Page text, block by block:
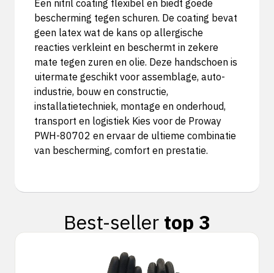
Een nitril coating flexibel en biedt goede
bescherming tegen schuren. De coating bevat
geen latex wat de kans op allergische
reacties verkleint en beschermt in zekere
mate tegen zuren en olie. Deze handschoen is
uitermate geschikt voor assemblage, auto-
industrie, bouw en constructie,
installatietechniek, montage en onderhoud,
transport en logistiek Kies voor de Proway
PWH-80702 en ervaar de ultieme combinatie
van bescherming, comfort en prestatie.
Best-seller top 3